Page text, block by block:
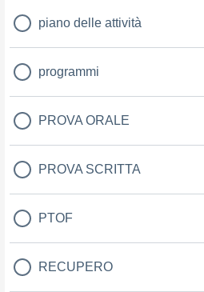
piano delle attività
programmi
PROVA ORALE
PROVA SCRITTA
PTOF
RECUPERO